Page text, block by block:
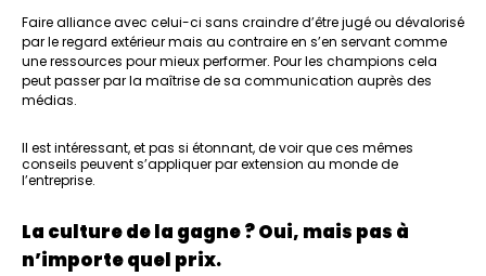
Faire alliance avec celui-ci sans craindre d’être jugé ou dévalorisé
par le regard extérieur mais au contraire en s’en servant comme
une ressources pour mieux performer. Pour les champions cela
peut passer par la maîtrise de sa communication auprès des
médias.
Il est intéressant, et pas si étonnant, de voir que ces mêmes
conseils peuvent s’appliquer par extension au monde de
l’entreprise.
La culture de la gagne ? Oui, mais pas à
n’importe quel prix.